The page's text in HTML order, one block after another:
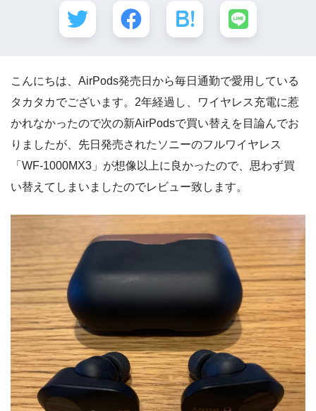
こんにちは、AirPods発売日から毎日通勤で愛用している
タカタカでございます。2年経過し、ワイヤレス充電に惹
かれなかったので次の新AirPodsで買い替えを目論んでお
りましたが、先日発売されたソニーのフルワイヤレス
「WF-1000MX3」が想像以上に良かったので、思わず買
い替えてしまいましたのでレビュー致します。